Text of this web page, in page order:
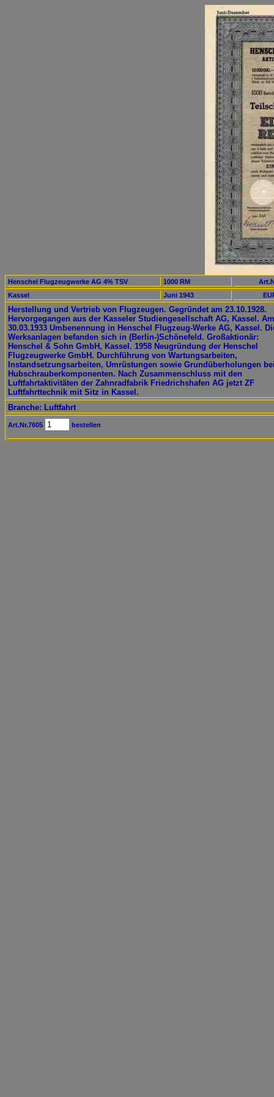
Henschel Flugzeugwerke AG 4% TSV 1000 RM
Kassel
Juni 1943
Herstellung und Vertrieb von Flugzeugen. Gegründet am 23.10.1928.
Hervorgegangen aus der Kasseler Studiengesellschaft AG, Kassel. Am
30.03.1933 Umbenennung in Henschel Flugzeug-Werke AG, Kassel.
Werksanlagen befanden sich in (Berlin-)Schönefeld. Großaktionär:
Henschel & Sohn GmbH, Kassel. 1958 Neugründung der Henschel
Flugzeugwerke GmbH. Durchführung von Wartungsarbeiten,
Instandsetzungsarbeiten, Umrüstungen sowie Grundüberholungen
Hubschrauberkomponenten. Nach Zusammenschluss mit den
Luftfahrtaktivitäten der Zahnradfabrik Friedrichshafen AG jetzt ZF
Luftfahrttechnik mit Sitz in Kassel.
Branche: Luftfahrt
Art.Nr.7605 bestellen